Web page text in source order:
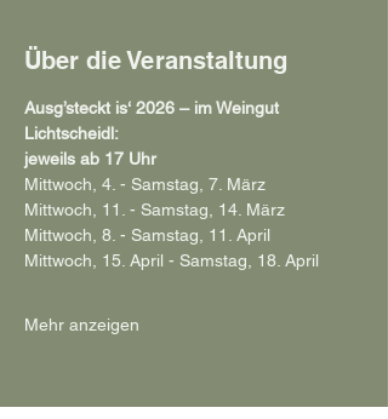
Über die Veranstaltung
Ausg’steckt is‘ 2026 – im Weingut
Lichtscheidl:
jeweils ab 17 Uhr
Mittwoch, 4. - Samstag, 7. März
Mittwoch, 11. - Samstag, 14. März
Mittwoch, 8. - Samstag, 11. April
Mittwoch, 15. April - Samstag, 18. April
Mehr anzeigen